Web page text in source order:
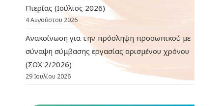
Πιερίας (Ιούλιος 2026)
4 Αυγούστου 2026
Ανακοίνωση για την πρόσληψη προσωπικού με
σύναψη σύμβασης εργασίας ορισμένου χρόνου
(ΣΟΧ 2/2026)
29 Ιουλίου 2026